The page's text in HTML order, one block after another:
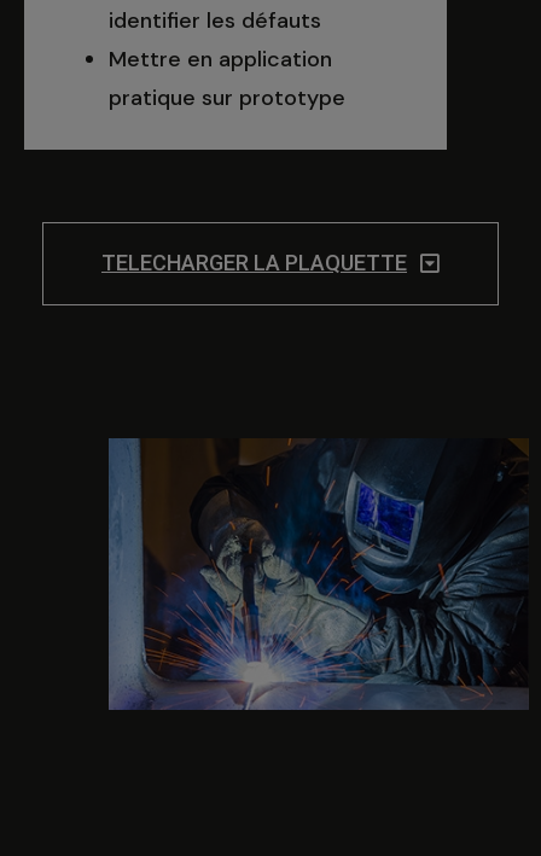
identifier les défauts
Mettre en application
pratique sur prototype
TELECHARGER LA PLAQUETTE